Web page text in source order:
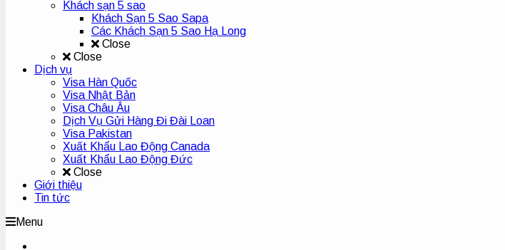
Khách sạn 5 sao
Khách Sạn 5 Sao Sapa
Các Khách Sạn 5 Sao Hạ Long
Close
Close
Dịch vụ
Visa Hàn Quốc
Visa Nhật Bản
Visa Châu Âu
Dịch Vụ Gửi Hàng Đi Đài Loan
Visa Pakistan
Xuất Khẩu Lao Động Canada
Xuất Khẩu Lao Động Đức
Close
Giới thiệu
Tin tức
Menu